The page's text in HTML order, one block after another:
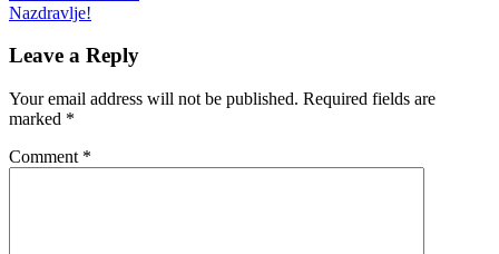
navigation
Nazdravlje!
Leave a Reply
Your email address will not be published. Required fields are
marked *
Comment *